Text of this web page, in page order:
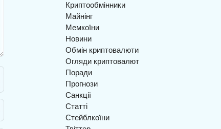
Криптообмінники
Майнінг
Мемкоїни
Новини
Обмін криптовалюти
Огляди криптовалют
Поради
Прогнози
Санкції
Статті
Стейблкоїни